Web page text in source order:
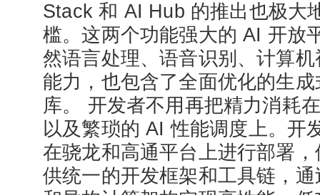
Stack 和 AI Hub 的推出也极大
槛。这两个功能强大的 AI 开放
然语言处理、语音识别、计算
能力，也包含了全面优化的生
库。 开发者不用再把精力消耗
以及繁琐的 AI 性能调度上。开
在骁龙和高通平台上进行部署
供统一的开发框架和工具链，